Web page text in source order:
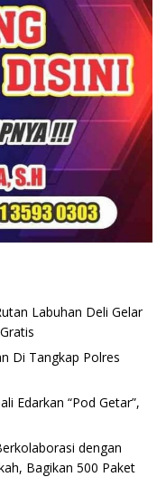
Labuhan Deli Gelar
Di Tangkap Polres
Edarkan “Pod Getar”,
dengan
Bagikan 500 Paket